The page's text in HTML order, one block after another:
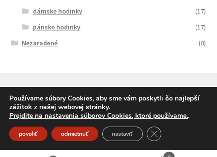
dámske hodinky
(17)
pánske hodinky
(17)
Nezaradené
(0)
© SqueleDarceky.sk 2026
Používame súbory Cookies, aby sme vám poskytli čo najlepší
zážitok z našej webovej stránky.
Prejdite na nastavenia súborov Cookies, ktoré používame..
povoliť odmietnuť nastaviť Close GDPR